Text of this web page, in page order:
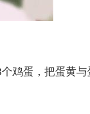
鸡蛋，把蛋黄与